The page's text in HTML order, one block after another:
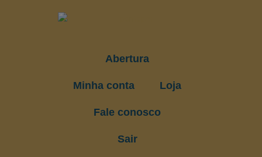
Abertura
Minha conta Loja
Fale conosco
Sair